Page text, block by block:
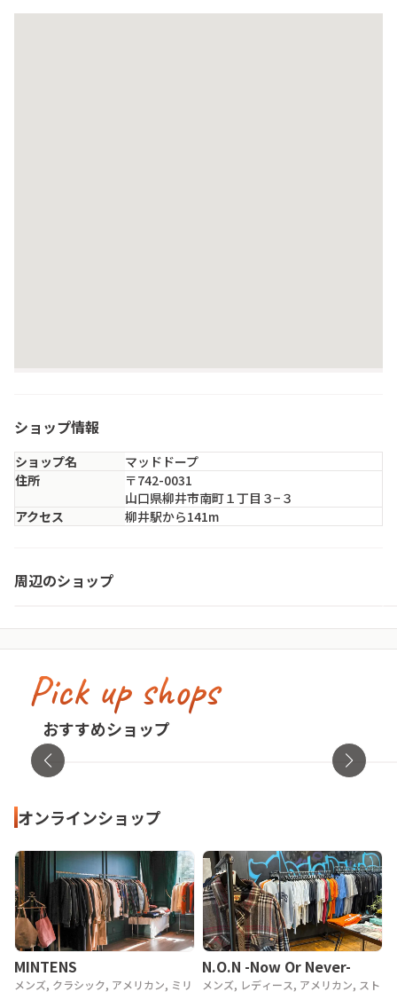
ショップ情報
ショップ名
マッドドープ
住所
〒742-0031
山口県柳井市南町１丁目３−３
アクセス
柳井駅から141m
周辺のショップ
山口県・岩国市
Pick up shops
おすすめショップ
古着屋no pain no gain(ノーペインノーゲ
イン)
東京都・渋谷区
オンラインショップ
MINTENS
メンズ, クラシック, アメリカン, ミリ
N.O.N -Now Or Never-
メンズ, レディース, アメリカン, スト